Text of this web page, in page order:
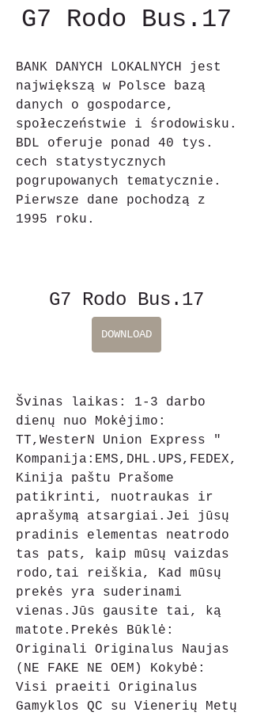
G7 Rodo Bus.17
BANK DANYCH LOKALNYCH jest
największą w Polsce bazą
danych o gospodarce,
społeczeństwie i środowisku.
BDL oferuje ponad 40 tys.
cech statystycznych
pogrupowanych tematycznie.
Pierwsze dane pochodzą z
1995 roku.
G7 Rodo Bus.17
DOWNLOAD
Švinas laikas: 1-3 darbo
dienų nuo Mokėjimo:
TT,WesterN Union Express "
Kompanija:EMS,DHL.UPS,FEDEX,
Kinija paštu Prašome
patikrinti, nuotraukas ir
aprašymą atsargiai.Jei jūsų
pradinis elementas neatrodo
tas pats, kaip mūsų vaizdas
rodo,tai reiškia, Kad mūsų
prekės yra suderinami
vienas.Jūs gausite tai, ką
matote.Prekės Būklė:
Originali Originalus Naujas
(NE FAKE NE OEM) Kokybė:
Visi praeiti Originalus
Gamyklos QC su Vienerių Metų